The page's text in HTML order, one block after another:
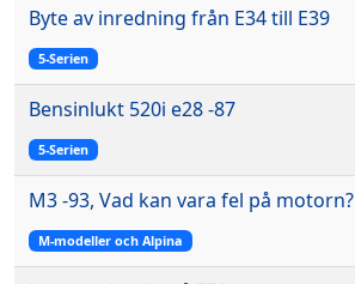
Byte av inredning från E34 till E39
5-Serien
Bensinlukt 520i e28 -87
5-Serien
M3 -93, Vad kan vara fel på motorn?
M-modeller och Alpina